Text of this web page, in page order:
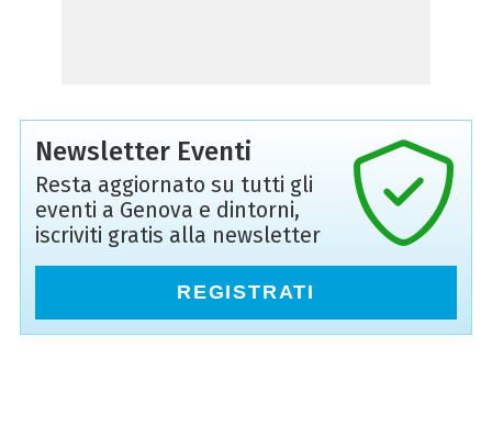
Newsletter Eventi
Resta aggiornato su tutti gli
eventi a Genova e dintorni,
iscriviti gratis alla newsletter
REGISTRATI